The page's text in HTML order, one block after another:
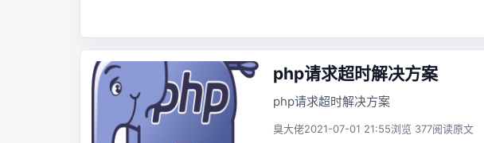
php请求超时解决方案
php请求超时解决方案
臭大佬2021-07-01 21:55浏览 377阅读原文